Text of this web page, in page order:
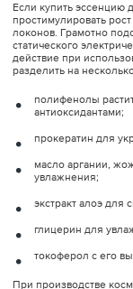
Если купить эссенцию
простимулировать
локонов. Грамотно
статического
действие при
разделить на
полифенолы
антиоксидантами;
прокератин для
масло аргании,
увлажнения;
экстракт алоэ для
глицерин для
токоферол с его
При производстве